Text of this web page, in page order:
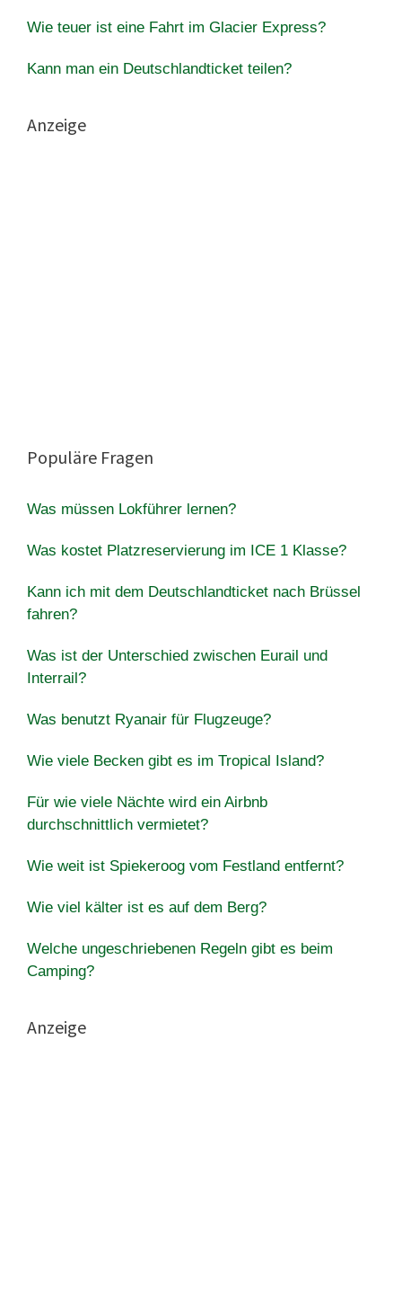
Wie teuer ist eine Fahrt im Glacier Express?
Kann man ein Deutschlandticket teilen?
Anzeige
Populäre Fragen
Was müssen Lokführer lernen?
Was kostet Platzreservierung im ICE 1 Klasse?
Kann ich mit dem Deutschlandticket nach Brüssel
fahren?
Was ist der Unterschied zwischen Eurail und
Interrail?
Was benutzt Ryanair für Flugzeuge?
Wie viele Becken gibt es im Tropical Island?
Für wie viele Nächte wird ein Airbnb
durchschnittlich vermietet?
Wie weit ist Spiekeroog vom Festland entfernt?
Wie viel kälter ist es auf dem Berg?
Welche ungeschriebenen Regeln gibt es beim
Camping?
Anzeige